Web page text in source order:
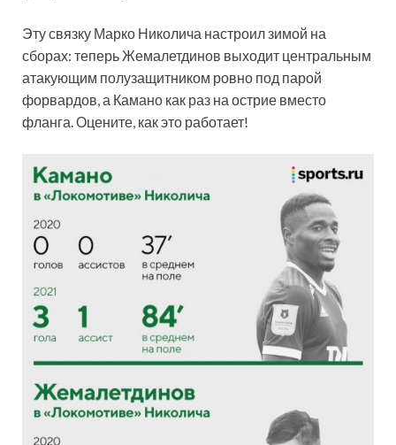
Эту связку Марко Николича настроил зимой на
сборах: теперь Жемалетдинов выходит центральным
атакующим полузащитником ровно под парой
форвардов, а Камано как раз на острие вместо
фланга. Оцените, как это работает!